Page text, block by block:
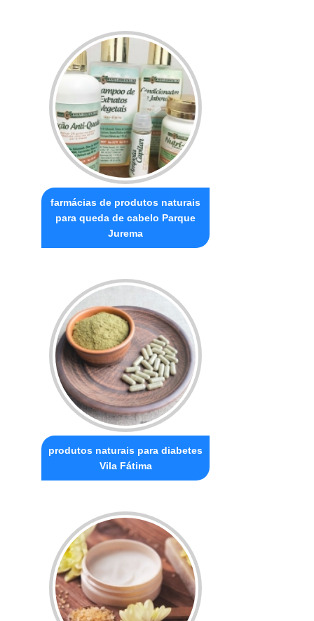
farmácias de produtos naturais
para queda de cabelo Parque
Jurema
produtos naturais para diabetes
Vila Fátima